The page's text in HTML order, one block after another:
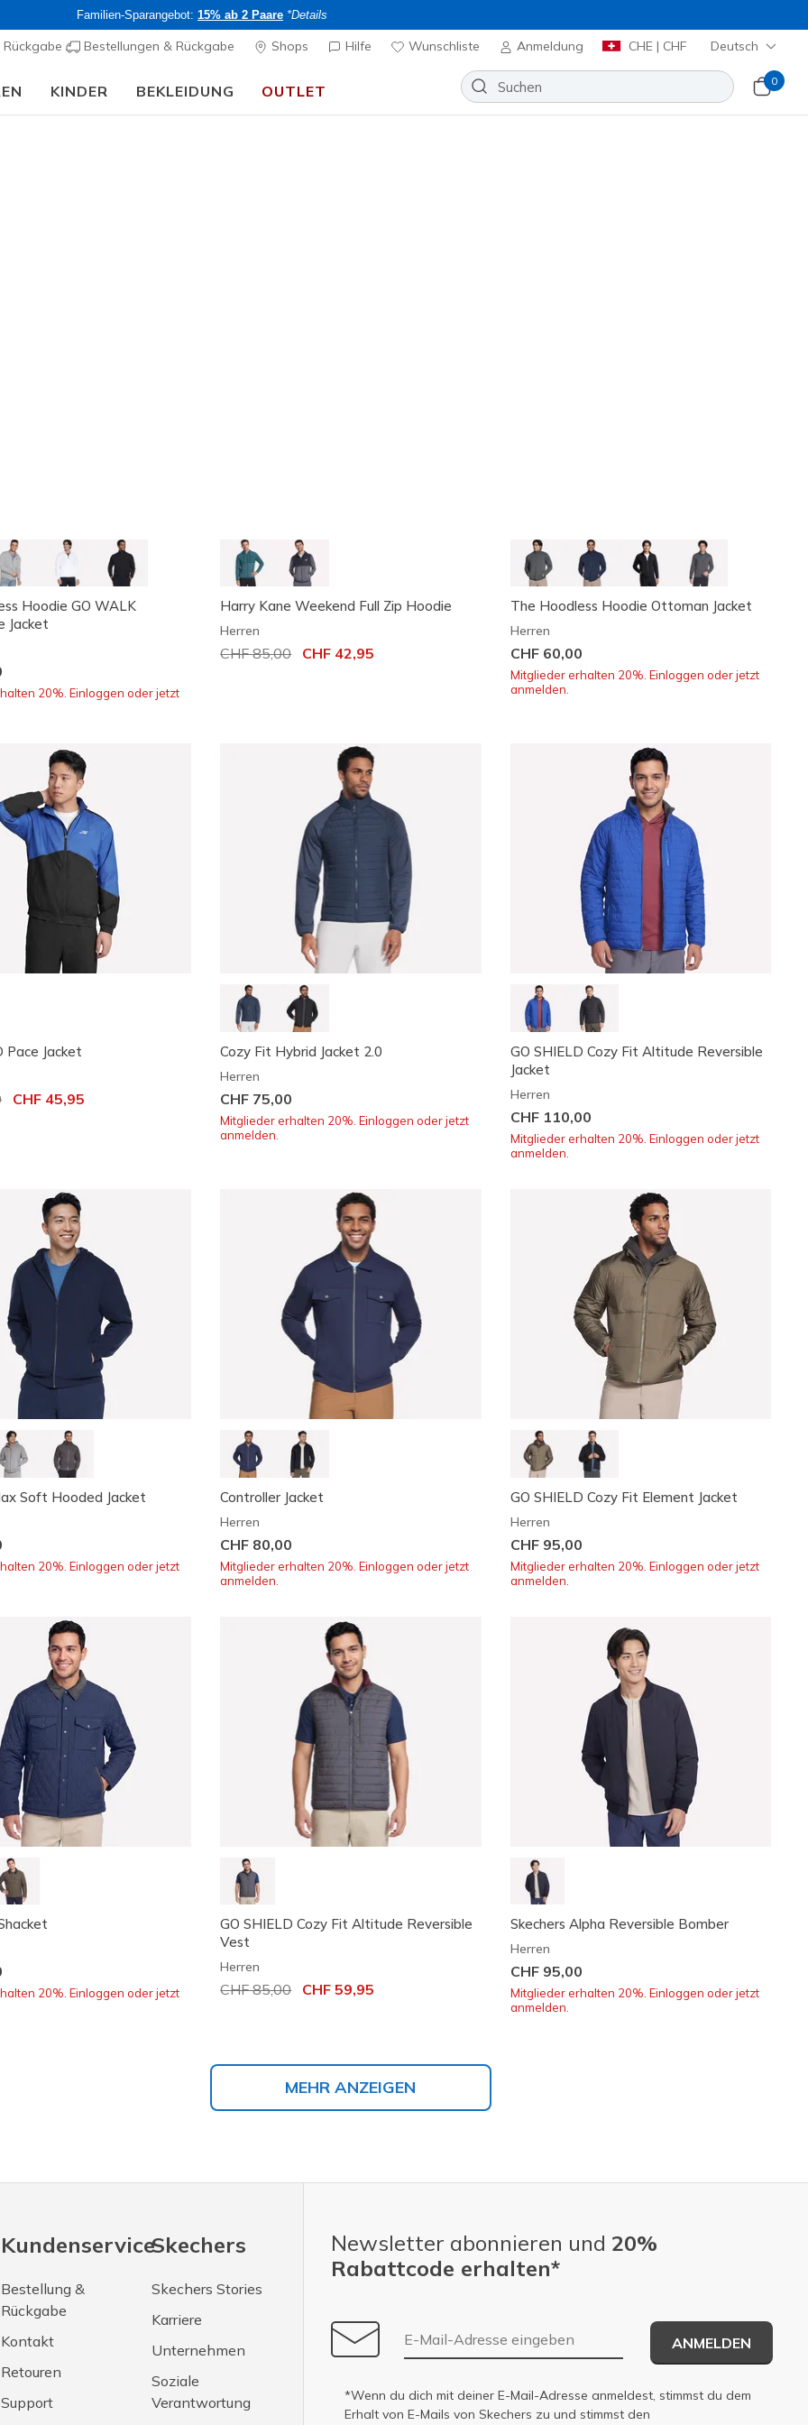
Familien-Sparangebot: 15% ab 2 Paare *Details
Bestellungen & Rückgabe Shops Hilfe Wunschliste Anmeldung CHE | CHF Deutsch
KINDER BEKLEIDUNG OUTLET
0
Hoodie GO WALK
Jacket
20%. Einloggen oder jetzt
Harry Kane Weekend Full Zip Hoodie
Herren
Reduziert von
CHF 85,00aufCHF 42,95
The Hoodless Hoodie Ottoman Jacket
Herren
CHF 60,00
Mitglieder erhalten 20%. Einloggen oder jetzt
anmelden.
Pace Jacket
auf
CHF 45,95
Cozy Fit Hybrid Jacket 2.0
Herren
CHF 75,00
Mitglieder erhalten 20%. Einloggen oder jetzt
anmelden.
GO SHIELD Cozy Fit Altitude Reversible
Jacket
Herren
CHF 110,00
Mitglieder erhalten 20%. Einloggen oder jetzt
anmelden.
Soft Hooded Jacket
20%. Einloggen oder jetzt
Controller Jacket
Herren
CHF 80,00
Mitglieder erhalten 20%. Einloggen oder jetzt
anmelden.
GO SHIELD Cozy Fit Element Jacket
Herren
CHF 95,00
Mitglieder erhalten 20%. Einloggen oder jetzt
anmelden.
20%. Einloggen oder jetzt
GO SHIELD Cozy Fit Altitude Reversible
Vest
Herren
Reduziert von
CHF 85,00aufCHF 59,95
Skechers Alpha Reversible Bomber
Herren
CHF 95,00
Mitglieder erhalten 20%. Einloggen oder jetzt
anmelden.
MEHR ANZEIGEN
Kundenservice
Bestellung &
Rückgabe
Kontakt
Retouren
Support
Skechers
Skechers Stories
Karriere
Unternehmen
Soziale
Verantwortung
Newsletter abonnieren und 20%
Rabattcode erhalten*
E-Mail-Adresse
ANMELDEN
*Wenn du dich mit deiner E-Mail-Adresse anmeldest, stimmst du dem
Erhalt von E-Mails von Skechers zu und stimmst den